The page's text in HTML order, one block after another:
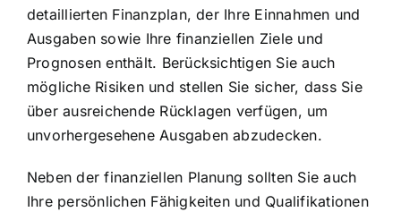
detaillierten Finanzplan, der Ihre Einnahmen und
Ausgaben sowie Ihre finanziellen Ziele und
Prognosen enthält. Berücksichtigen Sie auch
mögliche Risiken und stellen Sie sicher, dass Sie
über ausreichende Rücklagen verfügen, um
unvorhergesehene Ausgaben abzudecken.
Neben der finanziellen Planung sollten Sie auch
Ihre persönlichen Fähigkeiten und Qualifikationen